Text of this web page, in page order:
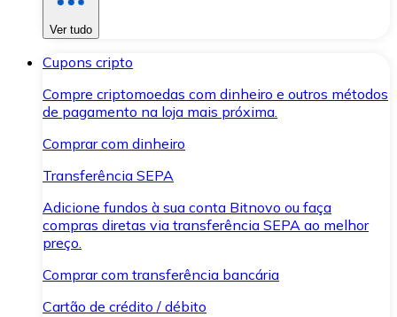
Ver tudo
Cupons cripto
Compre criptomoedas com dinheiro e outros métodos
de pagamento na loja mais próxima.
Comprar com dinheiro
Transferência SEPA
Adicione fundos à sua conta Bitnovo ou faça
compras diretas via transferência SEPA ao melhor
preço.
Comprar com transferência bancária
Cartão de crédito / débito